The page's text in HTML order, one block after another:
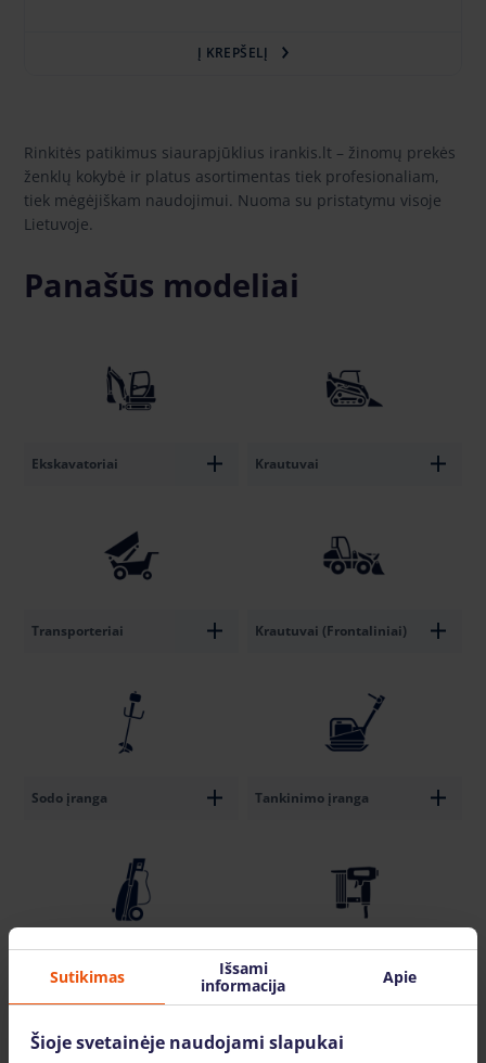
Į KREPŠELĮ
Rinkitės patikimus siaurapjūklius irankis.lt – žinomų prekės
ženklų kokybė ir platus asortimentas tiek profesionaliam,
tiek mėgėjiškam naudojimui. Nuoma su pristatymu visoje
Lietuvoje.
Panašūs modeliai
Ekskavatoriai Krautuvai
Transporteriai Krautuvai (Frontaliniai)
Sodo įranga Tankinimo įranga
Sukimo ir montavimo
įranga
Sutikimas
Išsami
informacija
Apie
Šioje svetainėje naudojami slapukai